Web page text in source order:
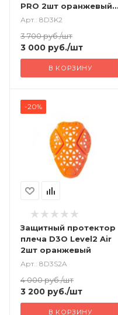
PRO 2шт оранжевый
Уровень2
Арт.: 8D3K2
3 700руб./шт
3 000 руб./шт
В КОРЗИНУ
-20%
Защитный протектор
плеча D3O Level2 Air
2шт оранжевый
Арт.: 8D3S2A
4 000руб./шт
3 200 руб./шт
В КОРЗИНУ